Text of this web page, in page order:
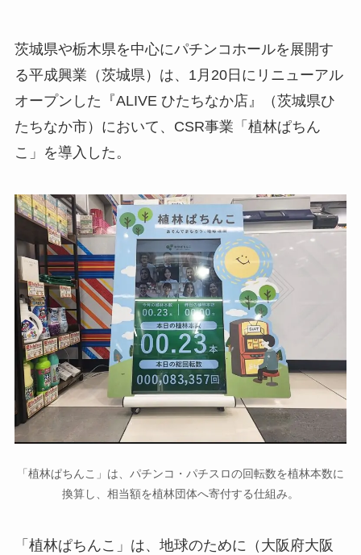
茨城県や栃木県を中心にパチンコホールを展開す
る平成興業（茨城県）は、1月20日にリニューアル
オープンした『ALIVE ひたちなか店』（茨城県ひ
たちなか市）において、CSR事業「植林ぱちん
こ」を導入した。
「植林ぱちんこ」は、パチンコ・パチスロの回転数を植林本数に
換算し、相当額を植林団体へ寄付する仕組み。
「植林ぱちんこ」は、地球のために（大阪府大阪